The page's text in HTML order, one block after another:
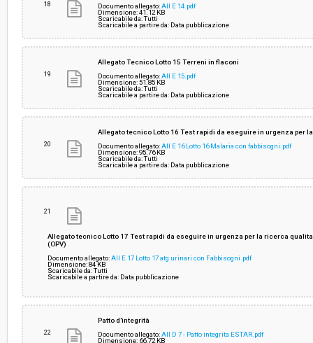
18
Documento allegato:All E 14.pdf
Dimensione: 41.12 KB
Scaricabile da: Tutti
Scaricabile a partire da: Data pubblicazione
19
Allegato Tecnico Lotto 15 Terreni in flaconi
Documento allegato:All E 15.pdf
Dimensione: 51.85 KB
Scaricabile da: Tutti
Scaricabile a partire da: Data pubblicazione
20
Allegato tecnico Lotto 16 Test rapidi da eseguire in urgenza per
Documento allegato:All E 16 Lotto 16 Malaria con fabbisogni.pdf
Dimensione: 95.76 KB
Scaricabile da: Tutti
Scaricabile a partire da: Data pubblicazione
21
Allegato tecnico Lotto 17 Test rapidi da eseguire in urgenza per la ricerca
(OPV)
Documento allegato:All E 17 Lotto 17 atg urinari con Fabbisogni.pdf
Dimensione: 84 KB
Scaricabile da: Tutti
Scaricabile a partire da: Data pubblicazione
22
Patto d'integrità
Documento allegato:All D 7 - Patto integrita ESTAR.pdf
Dimensione: 66.72 KB